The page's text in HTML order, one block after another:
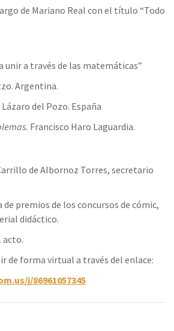
de Mariano Real con el título “Todo
unir a través de las matemáticas”
Argentina.
Lázaro del Pozo. España
Francisco Haro Laguardia.
de Albornoz Torres, secretario
de premios de los concursos de cómic,
didáctico.
acto.
de forma virtual a través del enlace:
j/86961057345